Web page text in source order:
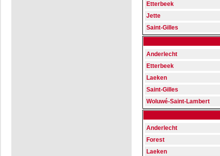
Etterbeek
Jette
Saint-Gilles
Anderlecht
Etterbeek
Laeken
Saint-Gilles
Woluwé-Saint-Lambert
Anderlecht
Forest
Laeken